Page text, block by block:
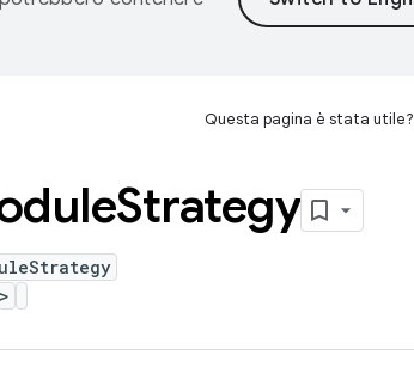
Questa pagina è stata utile?
Strategy
>